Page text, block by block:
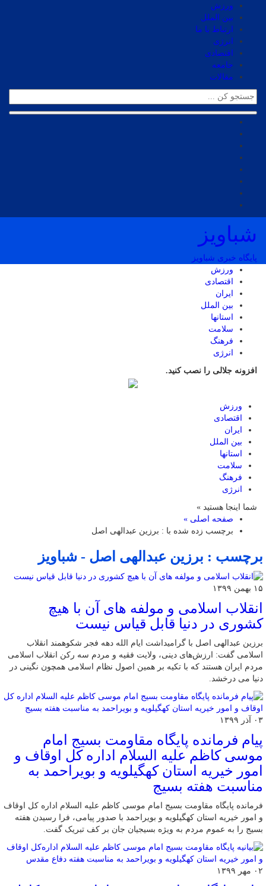
ورزش
بین الملل
ارتباط با ما
انرژی
اقتصادی
جامعه
مقالات
شباویز
پایگاه خبری شباویز
ورزش
اقتصادی
ایران
بین الملل
استانها
سلامت
فرهنگ
انرژی
افزونه جلالی را نصب کنید.
ورزش
اقتصادی
ایران
بین الملل
استانها
سلامت
فرهنگ
انرژی
شما اینجا هستید »
صفحه اصلی »
برچسب زده شده با : برزین عبدالهی اصل
برچسب : برزین عبدالهی اصل - شباویز
۱۵ بهمن ۱۳۹۹
انقلاب اسلامی و مولفه های آن با هیچ
کشوری در دنیا قابل قیاس نیست
برزین عبدالهی اصل با گرامیداشت ایام الله دهه فجر شکوهمند انقلاب
اسلامی گفت: ارزش‌های دینی، ولایت فقیه و مردم سه رکن انقلاب اسلامی
مردم ایران هستند که با تکیه بر همین اصول نظام اسلامی همچون نگینی در
دنیا می درخشد.
۰۳ آذر ۱۳۹۹
پیام فرمانده پایگاه مقاومت بسیج امام
موسی کاظم علیه السلام اداره کل اوقاف و
امور خیریه استان کهگیلویه و بویراحمد به
مناسبت هفته بسیج
فرمانده پایگاه مقاومت بسیج امام موسی کاظم علیه السلام اداره کل اوقاف
و امور خیریه استان کهگیلویه و بویراحمد با صدور پیامی، فرا رسیدن هفته
بسیج را به عموم مردم به ویژه بسیجیان جان بر کف تبریک گفت.
۰۲ مهر ۱۳۹۹